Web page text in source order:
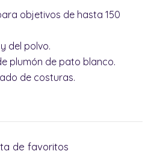
objetivos de hasta 150
del polvo.
plumón de pato blanco.
de costuras.
de favoritos